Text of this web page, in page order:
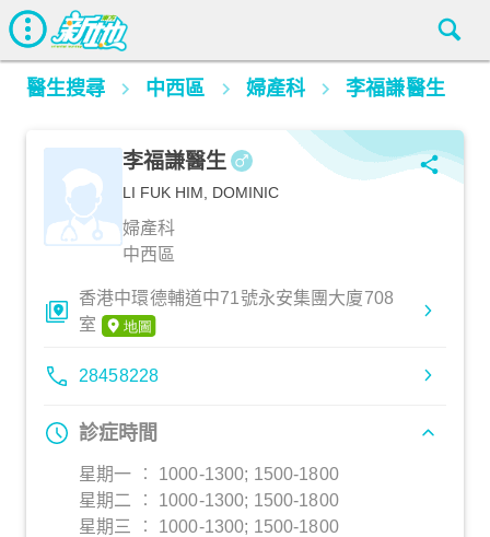
醫生搜尋 中西區 婦產科 李福謙醫生
李福謙醫生
LI FUK HIM, DOMINIC
婦產科
中西區
香港中環德輔道中71號永安集團大廈708
室
28458228
診症時間
星期一 ︰ 1000-1300; 1500-1800
星期二 ︰ 1000-1300; 1500-1800
星期三 ︰ 1000-1300; 1500-1800